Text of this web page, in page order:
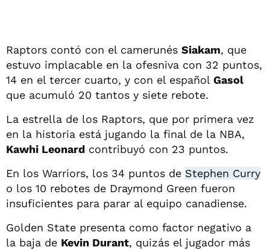
Raptors contó con el camerunés Siakam, que
estuvo implacable en la ofesniva con 32 puntos,
14 en el tercer cuarto, y con el español Gasol
que acumuló 20 tantos y siete rebote.
La estrella de los Raptors, que por primera vez
en la historia está jugando la final de la NBA,
Kawhi Leonard contribuyó con 23 puntos.
En los Warriors, los 34 puntos de Stephen Curry
o los 10 rebotes de Draymond Green fueron
insuficientes para parar al equipo canadiense.
Golden State presenta como factor negativo a
la baja de Kevin Durant, quizás el jugador más